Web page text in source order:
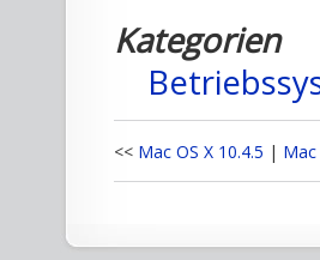
Kategorien
<< Mac OS X 10.4.5 | Mac